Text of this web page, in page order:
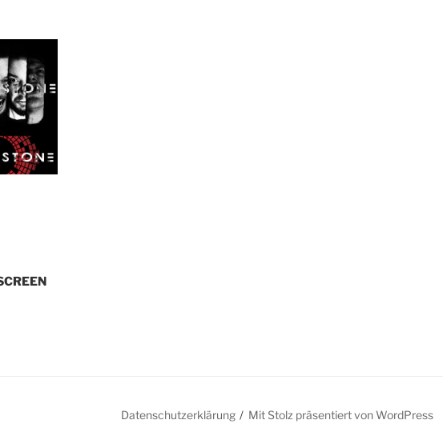
Datenschutzerklärung Mit Stolz präsentiert von WordPress